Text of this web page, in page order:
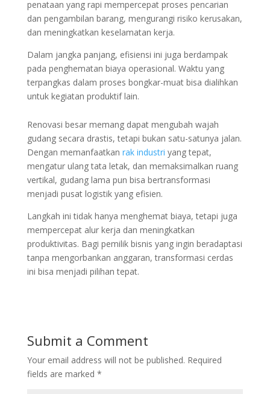
penataan yang rapi mempercepat proses pencarian
dan pengambilan barang, mengurangi risiko kerusakan,
dan meningkatkan keselamatan kerja.
Dalam jangka panjang, efisiensi ini juga berdampak
pada penghematan biaya operasional. Waktu yang
terpangkas dalam proses bongkar-muat bisa dialihkan
untuk kegiatan produktif lain.
Renovasi besar memang dapat mengubah wajah
gudang secara drastis, tetapi bukan satu-satunya jalan.
Dengan memanfaatkan rak industri yang tepat,
mengatur ulang tata letak, dan memaksimalkan ruang
vertikal, gudang lama pun bisa bertransformasi
menjadi pusat logistik yang efisien.
Langkah ini tidak hanya menghemat biaya, tetapi juga
mempercepat alur kerja dan meningkatkan
produktivitas. Bagi pemilik bisnis yang ingin beradaptasi
tanpa mengorbankan anggaran, transformasi cerdas
ini bisa menjadi pilihan tepat.
Submit a Comment
Your email address will not be published. Required
fields are marked *